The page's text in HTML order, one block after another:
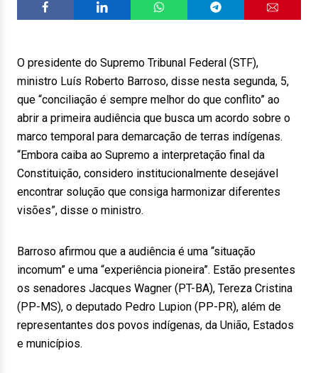
O presidente do Supremo Tribunal Federal (STF),
ministro Luís Roberto Barroso, disse nesta segunda, 5,
que “conciliação é sempre melhor do que conflito” ao
abrir a primeira audiência que busca um acordo sobre o
marco temporal para demarcação de terras indígenas.
“Embora caiba ao Supremo a interpretação final da
Constituição, considero institucionalmente desejável
encontrar solução que consiga harmonizar diferentes
visões”, disse o ministro.
Barroso afirmou que a audiência é uma “situação
incomum” e uma “experiência pioneira”. Estão presentes
os senadores Jacques Wagner (PT-BA), Tereza Cristina
(PP-MS), o deputado Pedro Lupion (PP-PR), além de
representantes dos povos indígenas, da União, Estados
e municípios.